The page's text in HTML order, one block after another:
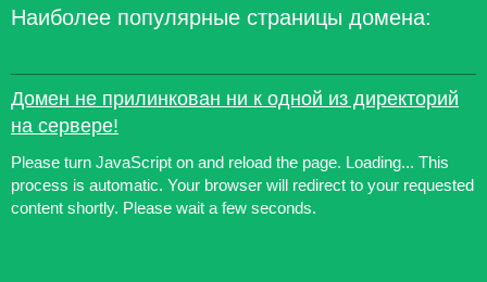
Наиболее популярные страницы домена:
Домен не прилинкован ни к одной из директорий
на сервере!
Please turn JavaScript on and reload the page. Loading... This
process is automatic. Your browser will redirect to your requested
content shortly. Please wait a few seconds.